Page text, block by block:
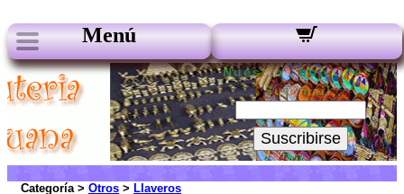
Menú
Nuestros boletines:
Su Email:
Suscribirse
Categoría > Otros > Llaveros